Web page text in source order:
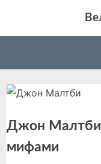
Джон Малтби
мифами